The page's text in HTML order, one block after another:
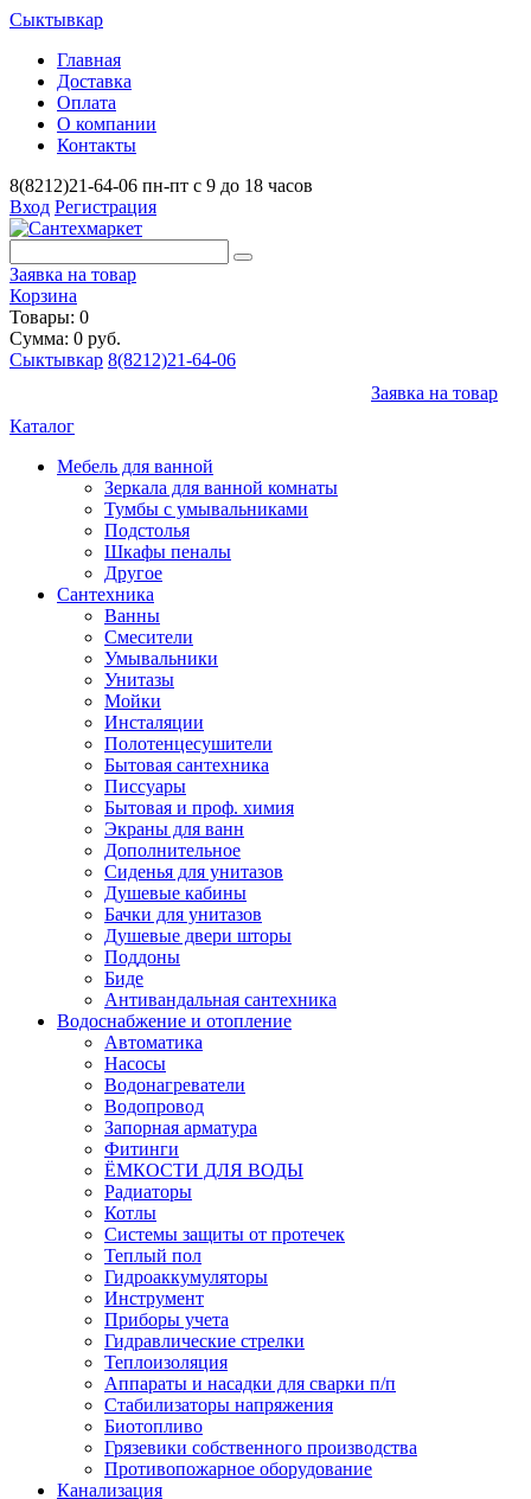
Сыктывкар
Главная
Доставка
Оплата
О компании
Контакты
8(8212)21-64-06 пн-пт с 9 до 18 часов
Вход Регистрация
Заявка на товар
Корзина
Товары: 0
Сумма: 0 руб.
Сыктывкар 8(8212)21-64-06
Заявка на товар
Каталог
Мебель для ванной
Зеркала для ванной комнаты
Тумбы с умывальниками
Подстолья
Шкафы пеналы
Другое
Сантехника
Ванны
Смесители
Умывальники
Унитазы
Мойки
Инсталяции
Полотенцесушители
Бытовая сантехника
Писсуары
Бытовая и проф. химия
Экраны для ванн
Дополнительное
Сиденья для унитазов
Душевые кабины
Бачки для унитазов
Душевые двери шторы
Поддоны
Биде
Антивандальная сантехника
Водоснабжение и отопление
Автоматика
Насосы
Водонагреватели
Водопровод
Запорная арматура
Фитинги
ЁМКОСТИ ДЛЯ ВОДЫ
Радиаторы
Котлы
Системы защиты от протечек
Теплый пол
Гидроаккумуляторы
Инструмент
Приборы учета
Гидравлические стрелки
Теплоизоляция
Аппараты и насадки для сварки п/п
Стабилизаторы напряжения
Биотопливо
Грязевики собственного производства
Противопожарное оборудование
Канализация